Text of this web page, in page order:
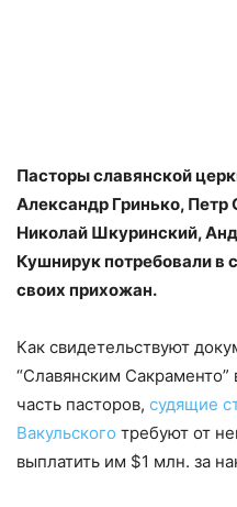
Пасторы славянской
Александр Гринько,
Николай Шкуринский,
Кушнирук потребовали в
своих прихожан.
Как свидетельствуют
“Славянским
часть пасторов, судящие
Вакульского требуют от
выплатить им $1 млн. за